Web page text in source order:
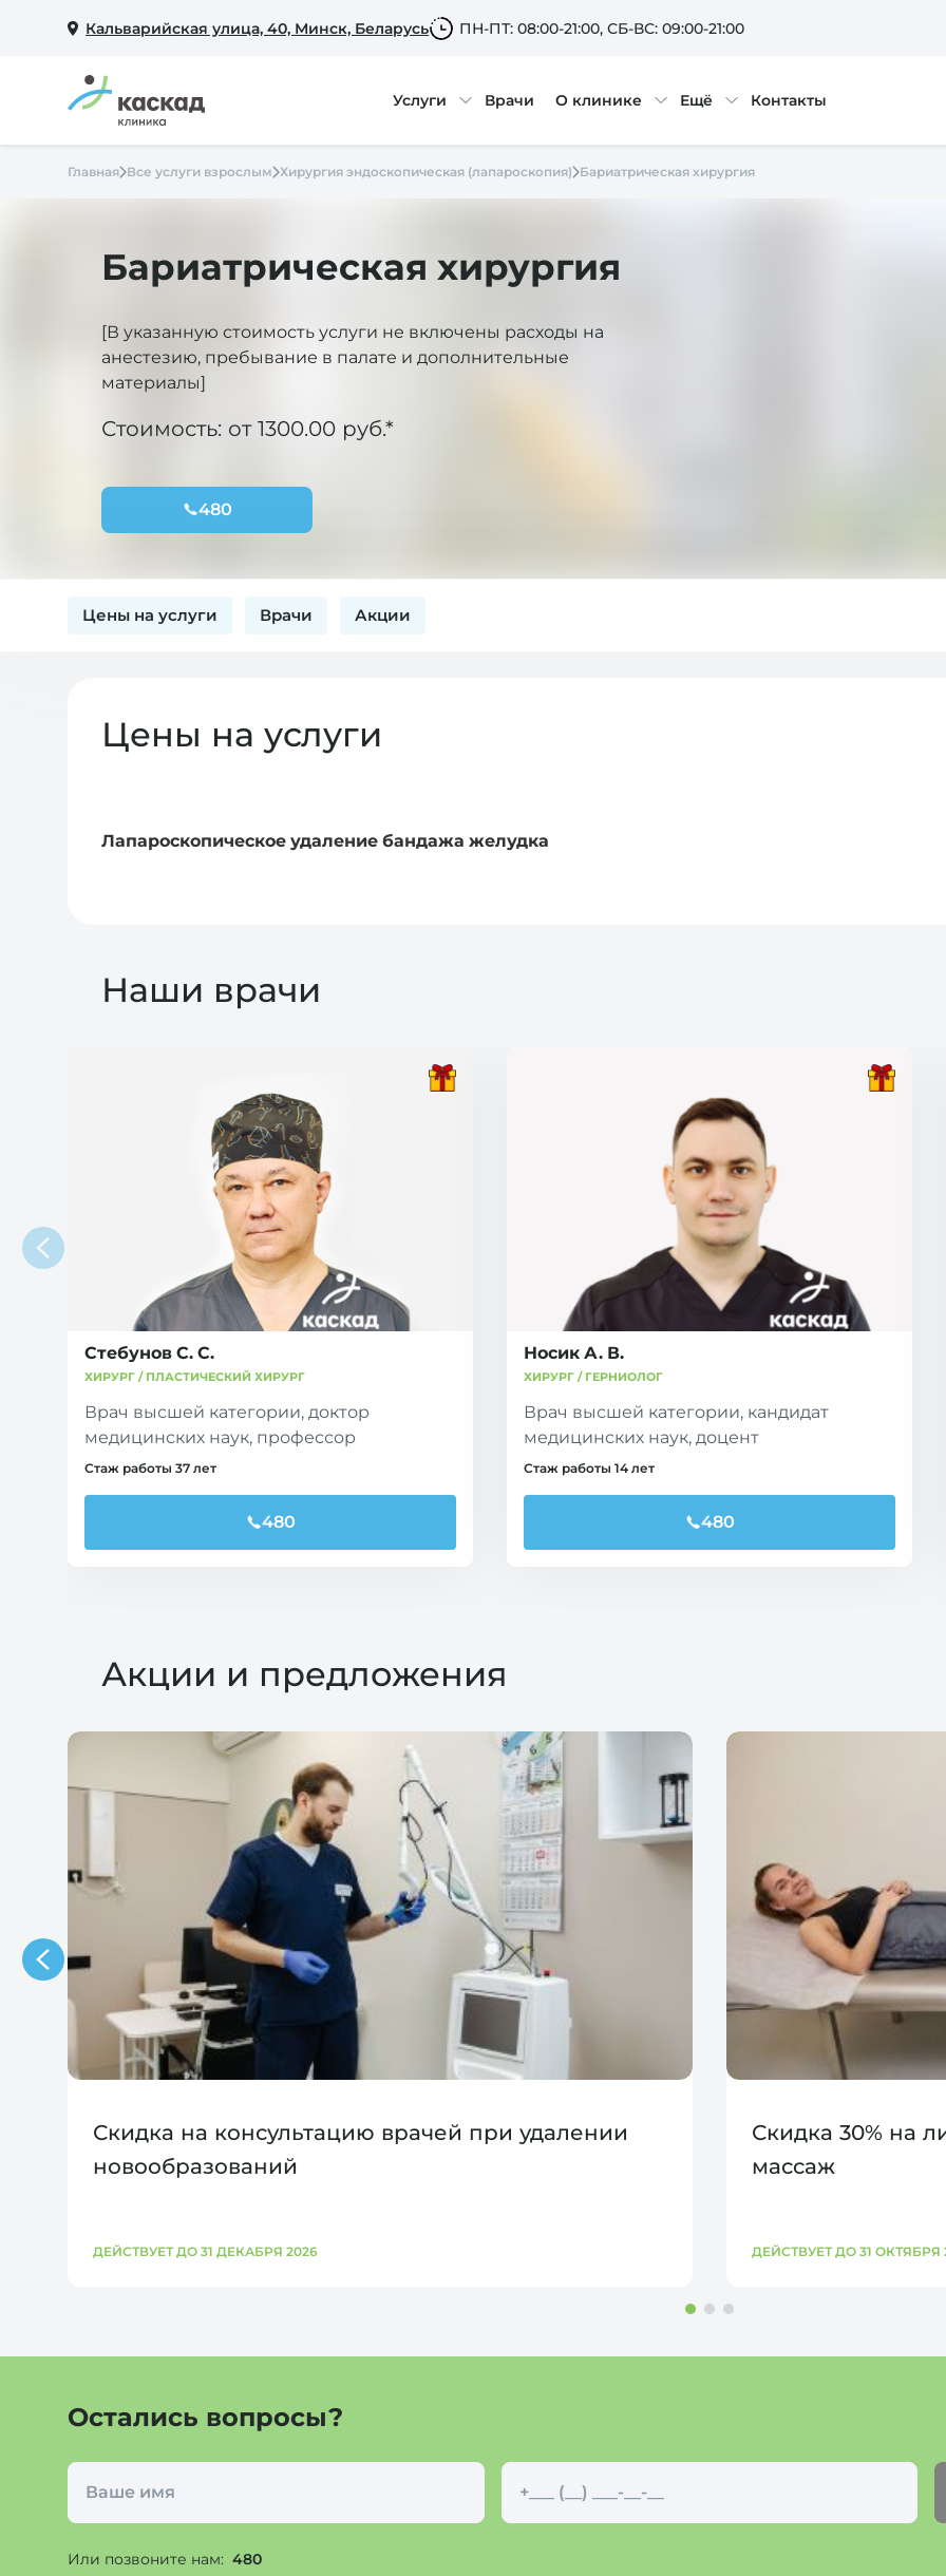
Кальварийская улица, 40, Минск, Беларусь ПН-ПТ: 08:00-21:00, СБ-ВС: 09:00-21:00
Услуги Врачи О клинике Ещё Контакты
Главная Все услуги взрослым Хирургия эндоскопическая (лапароскопия) Бариатрическая хирургия
Бариатрическая хирургия
[В указанную стоимость услуги не включены расходы на
анестезию, пребывание в палате и дополнительные
материалы]
Стоимость: от 1300.00 руб.*
480
Цены на услуги Врачи Акции
Цены на услуги
Лапароскопическое удаление бандажа желудка
Наши врачи
Стебунов С. С.
ХИРУРГ / ПЛАСТИЧЕСКИЙ ХИРУРГ
Врач высшей категории, доктор
медицинских наук, профессор
Стаж работы 37 лет
480
Носик А. В.
ХИРУРГ / ГЕРНИОЛОГ
Врач высшей категории, кандидат
медицинских наук, доцент
Стаж работы 14 лет
480
Акции и предложения
Скидка на консультацию врачей при удалении
новообразований
ДЕЙСТВУЕТ ДО 31 ДЕКАБРЯ 2026
Скидка 30% на
массаж
ДЕЙСТВУЕТ ДО 31 ОКТЯБРЯ
Остались вопросы?
Или позвоните нам: 480